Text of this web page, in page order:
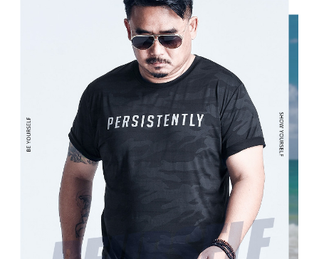
權轉讓予恩沛科技股份有限公司。
２．關於個人資料處理事宜，請瀏覽以下網址：
https://aftee.tw/terms/#terms3
３．未成年的使用者請事先徵得法定代理人或監護人之同意方可使用
「AFTEE先享後付」，若未經同意申辦者引起之損失，本公司不負相關責
４．使用「AFTEE先享後付」時，將依據個別帳號之用戶狀況，依本公司即
時審查核予不同之上限額度；若仍有額度不足之情形，本公司將視審查結果
請求用戶進行身份認證。
５．嚴禁一人註冊多個帳號或使用他人資訊註冊。若發現惡意使用之情形，
恩沛科技股份有限公司將有權停止該用戶之使用額度並採取法律行動。